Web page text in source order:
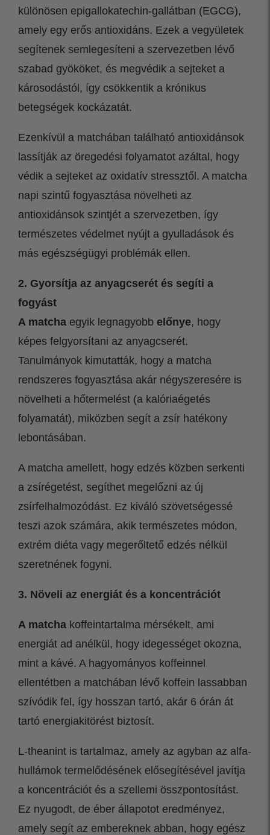
különösen epigallokatechin-gallátban (EGCG),
amely egy erős antioxidáns. Ezek a vegyületek
segítenek semlegesíteni a szervezetben lévő
szabad gyököket, és megvédik a sejteket a
károsodástól, így csökkentik a krónikus
betegségek kockázatát.
Ezenkívül a matchában található antioxidánsok
lassítják az öregedési folyamatot azáltal, hogy
védik a sejteket az oxidatív stressztől. A matcha
napi szintű fogyasztása növelheti az
antioxidánsok szintjét a szervezetben, így
természetes védelmet nyújt a gyulladások és
más egészségügyi problémák ellen.
2. Gyorsítja az anyagcserét és segíti a
fogyást
A matcha egyik legnagyobb előnye, hogy
képes felgyorsítani az anyagcserét.
Tanulmányok kimutatták, hogy a matcha
rendszeres fogyasztása akár négyszeresére is
növelheti a hőtermelést (a kalóriaégetés
folyamatát), miközben segít a zsír hatékony
lebontásában.
A matcha amellett, hogy edzés közben serkenti
a zsírégetést, segíthet megelőzni az új
zsírfelhalmozódást. Ez kiváló szövetségessé
teszi azok számára, akik természetes módon,
extrém diéta vagy megerőltető edzés nélkül
szeretnének fogyni.
3. Növeli az energiát és a koncentrációt
A matcha koffeintartalma mérsékelt, ami
energiát ad anélkül, hogy idegességet okozna,
mint a kávé. A hagyományos koffeinnel
ellentétben a matchában lévő koffein lassabban
szívódik fel, így hosszan tartó, akár 6 órán át
tartó energiakitörést biztosít.
L-theanint is tartalmaz, amely az agyban az alfa-
hullámok termelődésének elősegítésével javítja
a koncentrációt és a szellemi összpontosítást.
Ez nyugodt, de éber állapotot eredményez,
amely segít az embereknek abban, hogy egész